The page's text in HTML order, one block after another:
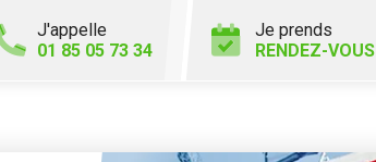
J'appelle
01 85 05 73 34
Je prends
RENDEZ-VOUS